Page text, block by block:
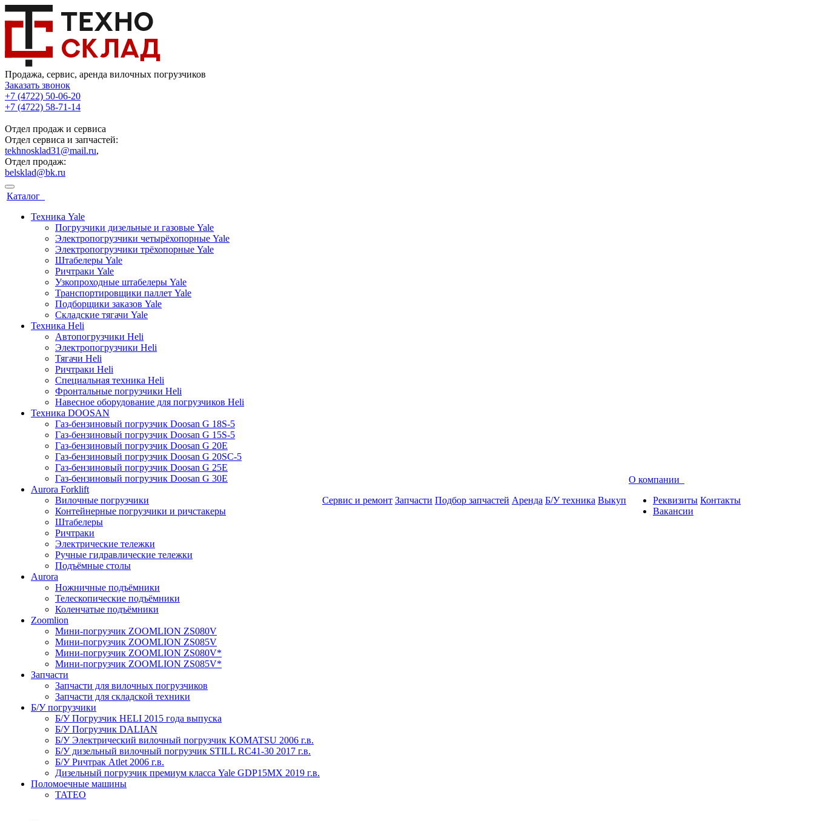
Продажа, сервис, аренда вилочных погрузчиков
Заказать звонок
+7 (4722) 50-06-20
+7 (4722) 58-71-14
Отдел продаж и сервиса
Отдел сервиса и запчастей:
tekhnosklad31@mail.ru,
Отдел продаж:
belsklad@bk.ru
Каталог
Техника Yale
Погрузчики дизельные и газовые Yale
Электропогрузчики четырёхопорные Yale
Электропогрузчики трёхопорные Yale
Штабелеры Yale
Ричтраки Yale
Узкопроходные штабелеры Yale
Транспортировщики паллет Yale
Подборщики заказов Yale
Складские тягачи Yale
Техника Heli
Автопогрузчики Heli
Электропогрузчики Heli
Тягачи Heli
Ричтраки Heli
Специальная техника Heli
Фронтальные погрузчики Heli
Навесное оборудование для погрузчиков Heli
Техника DOOSAN
Газ-бензиновый погрузчик Doosan G 18S-5
Газ-бензиновый погрузчик Doosan G 15S-5
Газ-бензиновый погрузчик Doosan G 20E
Газ-бензиновый погрузчик Doosan G 20SC-5
Газ-бензиновый погрузчик Doosan G 25E
Газ-бензиновый погрузчик Doosan G 30E
Aurora Forklift
Вилочные погрузчики
Контейнерные погрузчики и ричстакеры
Штабелеры
Ричтраки
Электрические тележки
Ручные гидравлические тележки
Подъёмные столы
Aurora
Ножничные подъёмники
Телескопические подъёмники
Коленчатые подъёмники
Zoomlion
Мини-погрузчик ZOOMLION ZS080V
Мини-погрузчик ZOOMLION ZS085V
Мини-погрузчик ZOOMLION ZS080V*
Мини-погрузчик ZOOMLION ZS085V*
Запчасти
Запчасти для вилочных погрузчиков
Запчасти для складской техники
Б/У погрузчики
Б/У Погрузчик HELI 2015 года выпуска
Б/У Погрузчик DALIAN
Б/У Электрический вилочный погрузчик KOMATSU 2006 г.в.
Б/У дизельный вилочный погрузчик STILL RC41-30 2017 г.в.
Б/У Ричтрак Atlet 2006 г.в.
Дизельный погрузчик премиум класса Yale GDP15MX 2019 г.в.
Поломоечные машины
TATEO
Сервис и ремонт Запчасти Подбор запчастей Аренда Б/У техника Выкуп
О компании
Реквизиты
Вакансии
Контакты